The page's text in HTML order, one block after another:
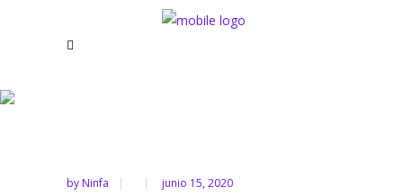
by Ninfa junio 15, 2020